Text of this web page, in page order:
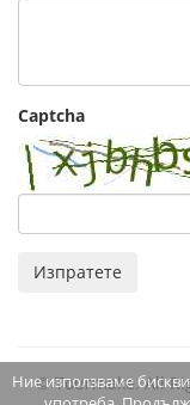
Captcha
Изпратете
© Tourmake. All
Ние използваме